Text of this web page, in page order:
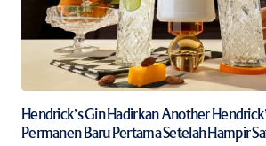
Hendrick’s Gin Hadirkan Another
Permanen Baru Pertama Setelah Hampir